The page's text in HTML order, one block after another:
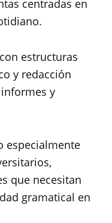
centradas en
estructuras
y redacción
y
especialmente
que necesitan
gramatical en